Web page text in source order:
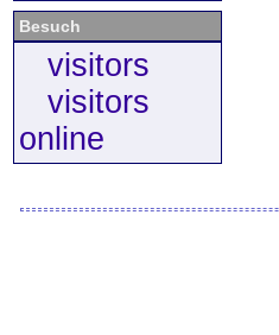
Besuch
visitors
visitors
online